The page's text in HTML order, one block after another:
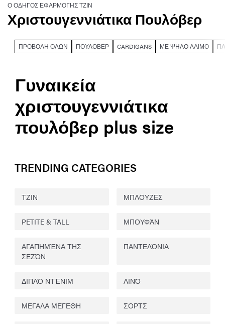
Ο ΟΔΗΓΌΣ ΕΦΑΡΜΟΓΉΣ ΤΖΙΝ
Χριστουγεννιάτικα Πουλόβερ
ΠΡΟΒΟΛΉ ΌΛΩΝ ΠΟΥΛΌΒΕΡ CARDIGANS ΜΕ ΨΗΛΌ ΛΑΙΜΌ
Γυναικεία
χριστουγεννιάτικα
πουλόβερ plus size
TRENDING CATEGORIES
ΤΖΙΝ ΜΠΛΟΥΖΕΣ
PETITE & TALL ΜΠΟΥΦΆΝ
ΑΓΑΠΗΜΈΝΑ ΤΗΣ
ΣΕΖΌΝ
ΠΑΝΤΕΛΌΝΙΑ
ΔΙΠΛΌ ΝΤΈΝΙΜ ΛΙΝΌ
ΜΕΓΑΛΑ ΜΕΓΕΘΗ ΣΟΡΤΣ